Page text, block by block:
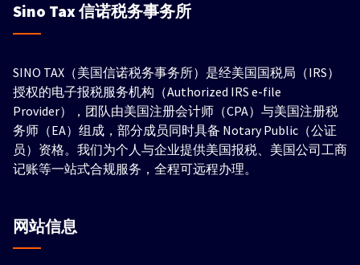
Sino Tax信诺税务事务所
SINO TAX（美国信诺税务事务所）是经美国国税局（IRS）
授权的电子报税服务机构（Authorized IRS e-file
Provider），团队由美国注册会计师（CPA）与美国注册税
务师（EA）组成，部分成员同时具备 Notary Public（公证
员）资格。我们为个人与企业提供美国报税、美国公司工商
记账等一站式合规服务，全程可远程办理。
网站信息